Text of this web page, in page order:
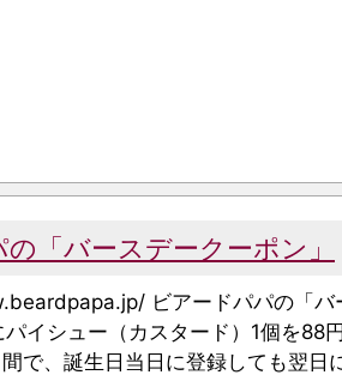
「バースデークーポン」
ビアードパパの「バ
パイシュー（カスタード）1個を88
で、誕生日当日に登録しても翌日